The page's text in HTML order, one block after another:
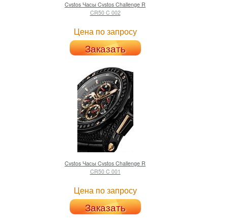
Cvstos Часы Cvstos Challenge R
CR50 C 002
Цена по запросу
Заказать
Cvstos Часы Cvstos Challenge R
CR50 C 001
Цена по запросу
Заказать